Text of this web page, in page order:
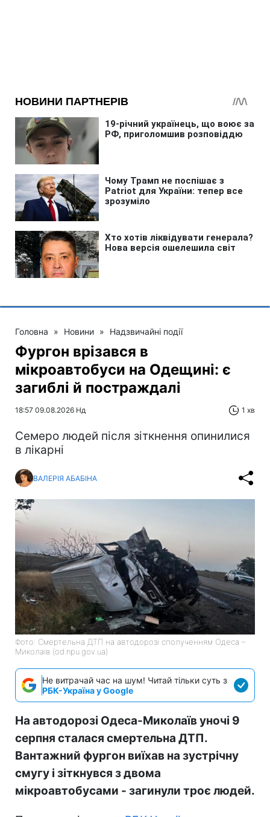
Головна » Новини » Надзвичайні події
Фургон врізався в
мікроавтобуси на Одещині: є
загиблі й постраждалі
18:57 09.08.2026 Нд 1 хв
Cемеро людей після зіткнення опинилися
в лікарні
ВАЛЕРІЯ АБАБІНА
Фото: Смертельна ДТП на автодорозі сполученням Одеса –
Миколаїв (od.npu.gov.ua)
Не витрачай час на шум! Читай тільки суть з
РБК-Україна у Google
На автодорозі Одеса-Миколаїв уночі 9
серпня сталася смертельна ДТП.
Вантажний фургон виїхав на зустрічну
смугу і зіткнувся з двома
мікроавтобусами - загинули троє людей.